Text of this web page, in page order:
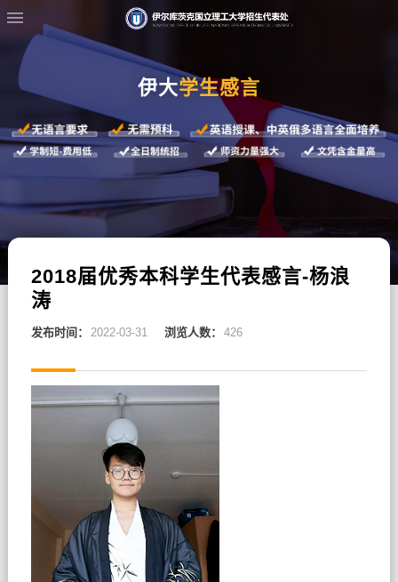
伊大学生感言
2018届优秀本科学生代表感言-杨浪
涛
发布时间： 2022-03-31 浏览人数： 426